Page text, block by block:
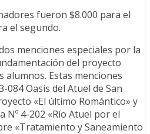
fueron $8.000 para el
el segundo.
menciones especiales por la
del proyecto
alumnos. Estas menciones
084 Oasis del Atuel de San
«El último Romántico» y
Nº 4-202 «Río Atuel por el
«Tratamiento y Saneamiento